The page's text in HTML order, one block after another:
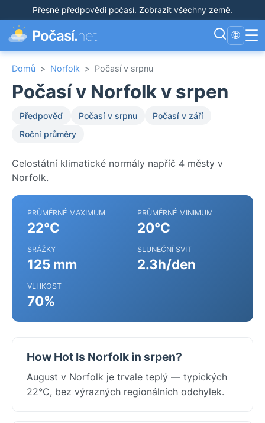
Přesné předpovědi počasí. Zobrazit všechny země.
Počasí.net 🌐 ☰
Domů > Norfolk > Počasí v srpnu
Počasí v Norfolk v srpen
Předpověď Počasí v srpnu
Počasí v září
Roční průměry
Celostátní klimatické normály napříč 4 městy v
Norfolk.
PRŮMĚRNÉ MAXIMUM
22°C
PRŮMĚRNÉ MINIMUM
20°C
SRÁŽKY
125 mm
SLUNEČNÍ SVIT
2.3h/den
VLHKOST
70%
How Hot Is Norfolk in srpen?
August v Norfolk je trvale teplý — typických
22°C, bez výrazných regionálních odchylek.